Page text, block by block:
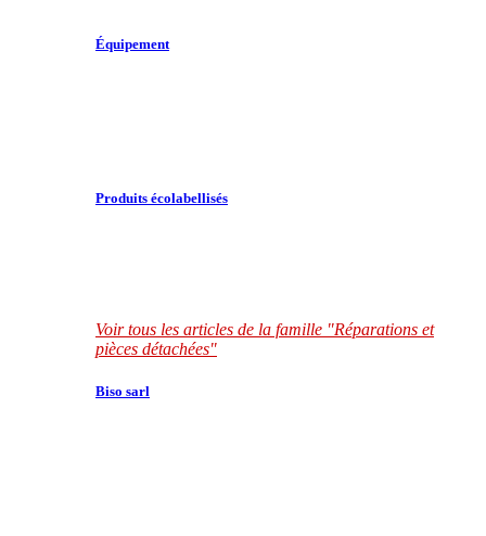
Équipement
Produits écolabellisés
Voir tous les articles de la famille "Réparations et
pièces détachées"
Biso sarl